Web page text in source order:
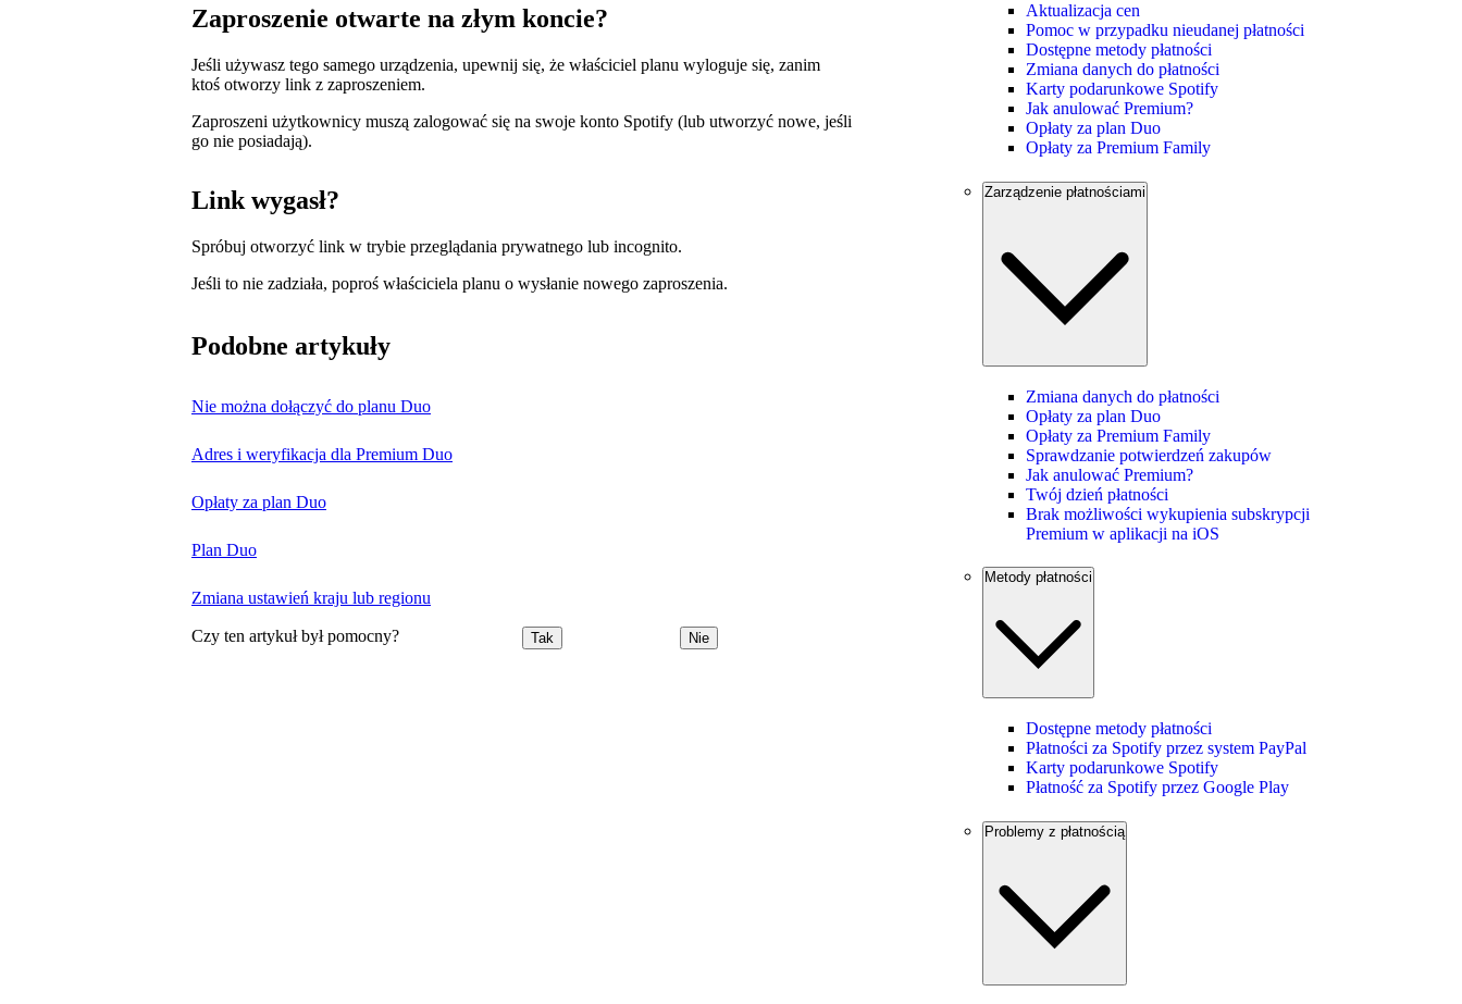
Zaproszenie otwarte na złym koncie?
Jeśli używasz tego samego urządzenia, upewnij się, że właściciel planu wyloguje się, zanim
ktoś otworzy link z zaproszeniem.
Zaproszeni użytkownicy muszą zalogować się na swoje konto Spotify (lub utworzyć nowe, jeśli
go nie posiadają).
Link wygasł?
Spróbuj otworzyć link w trybie przeglądania prywatnego lub incognito.
Jeśli to nie zadziała, poproś właściciela planu o wysłanie nowego zaproszenia.
Podobne artykuły
Nie można dołączyć do planu Duo
Adres i weryfikacja dla Premium Duo
Opłaty za plan Duo
Plan Duo
Zmiana ustawień kraju lub regionu
Czy ten artykuł był pomocny? Tak Nie
Aktualizacja cen
Pomoc w przypadku nieudanej płatności
Dostępne metody płatności
Zmiana danych do płatności
Karty podarunkowe Spotify
Jak anulować Premium?
Opłaty za plan Duo
Opłaty za Premium Family
Zarządzenie płatnościami
Zmiana danych do płatności
Opłaty za plan Duo
Opłaty za Premium Family
Sprawdzanie potwierdzeń zakupów
Jak anulować Premium?
Twój dzień płatności
Brak możliwości wykupienia subskrypcji
Premium w aplikacji na iOS
Metody płatności
Dostępne metody płatności
Płatności za Spotify przez system PayPal
Karty podarunkowe Spotify
Płatność za Spotify przez Google Play
Problemy z płatnością